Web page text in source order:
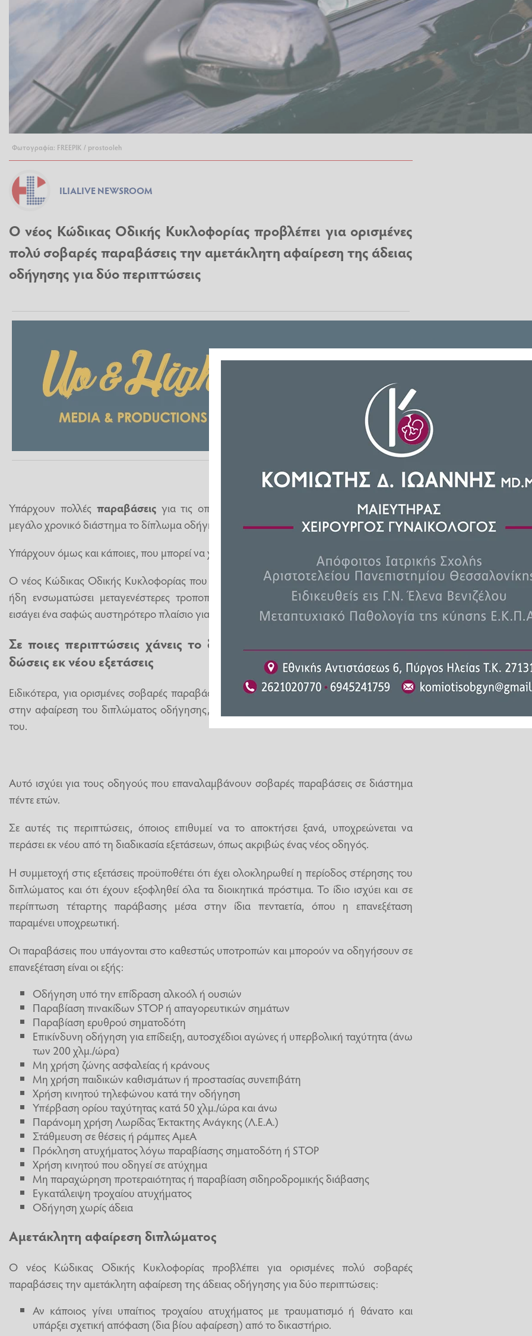
Φωτογραφία: FREEPIK / prostooleh
ILIALIVE NEWSROOM
Ο νέος Κώδικας Οδικής Κυκλοφορίας προβλέπει για ορισμένες
πολύ σοβαρές παραβάσεις την αμετάκλητη αφαίρεση της άδειας
οδήγησης για δύο περιπτώσεις
Υπάρχουν πολλές παραβάσειςγια τις οποίες μπορεί να σου αφαιρεθεί για μικρό ή
μεγάλο χρονικό διάστημα το δίπλωμα οδήγησης.
Υπάρχουν όμως και κάποιες, που μπορεί να χάσεις για πάντα το δίπλωμα οδήγησης.
Ο νέος Κώδικας Οδικής Κυκλοφορίας που θεσπίστηκε με τον νόμο 5209/2025 και έχει
ήδη ενσωματώσει μεταγενέστερες τροποποιήσεις στην κωδικοποιημένη μορφή του,
εισάγει ένα σαφώς αυστηρότερο πλαίσιο για την επικίνδυνη οδική συμπεριφορά.
Σε ποιες περιπτώσεις χάνεις το δίπλωμα οδήγησης και πρέπει να
δώσεις εκ νέου εξετάσεις
Ειδικότερα, για ορισμένες σοβαρές παραβάσεις του ΚΟΚ, η ποινή δεν περιορίζεται μόνο
στην αφαίρεση του διπλώματος οδήγησης, αλλά φτάνει μέχρι και στην πλήρη απώλειά
του.
Αυτό ισχύει για τους οδηγούς που επαναλαμβάνουν σοβαρές παραβάσεις σε διάστημα
πέντε ετών.
Σε αυτές τις περιπτώσεις, όποιος επιθυμεί να το αποκτήσει ξανά, υποχρεώνεται να
περάσει εκ νέου από τη διαδικασία εξετάσεων, όπως ακριβώς ένας νέος οδηγός.
Η συμμετοχή στις εξετάσεις προϋποθέτει ότι έχει ολοκληρωθεί η περίοδος στέρησης του
διπλώματος και ότι έχουν εξοφληθεί όλα τα διοικητικά πρόστιμα. Το ίδιο ισχύει και σε
περίπτωση τέταρτης παράβασης μέσα στην ίδια πενταετία, όπου η επανεξέταση
παραμένει υποχρεωτική.
Οι παραβάσεις που υπάγονται στο καθεστώς υποτροπών και μπορούν να οδηγήσουν σε
επανεξέταση είναι οι εξής:
Οδήγηση υπό την επίδραση αλκοόλ ή ουσιών
Παραβίαση πινακίδων STOP ή απαγορευτικών σημάτων
Παραβίαση ερυθρού σηματοδότη
Επικίνδυνη οδήγηση για επίδειξη, αυτοσχέδιοι αγώνες ή υπερβολική ταχύτητα (άνω
των 200 χλμ./ώρα)
Μη χρήση ζώνης ασφαλείας ή κράνους
Μη χρήση παιδικών καθισμάτων ή προστασίας συνεπιβάτη
Χρήση κινητού τηλεφώνου κατά την οδήγηση
Υπέρβαση ορίου ταχύτητας κατά 50 χλμ./ώρα και άνω
Παράνομη χρήση Λωρίδας Έκτακτης Ανάγκης (Λ.Ε.Α.)
Στάθμευση σε θέσεις ή ράμπες ΑμεΑ
Πρόκληση ατυχήματος λόγω παραβίασης σηματοδότη ή STOP
Χρήση κινητού που οδηγεί σε ατύχημα
Μη παραχώρηση προτεραιότητας ή παραβίαση σιδηροδρομικής διάβασης
Εγκατάλειψη τροχαίου ατυχήματος
Οδήγηση χωρίς άδεια
Αμετάκλητη αφαίρεση διπλώματος
Ο νέος Κώδικας Οδικής Κυκλοφορίας προβλέπει για ορισμένες πολύ σοβαρές
παραβάσεις την αμετάκλητη αφαίρεση της άδειας οδήγησης για δύο περιπτώσεις:
Αν κάποιος γίνει υπαίτιος τροχαίου ατυχήματος με τραυματισμό ή θάνατο και
υπάρξει σχετική απόφαση (δια βίου αφαίρεση) από το δικαστήριο.